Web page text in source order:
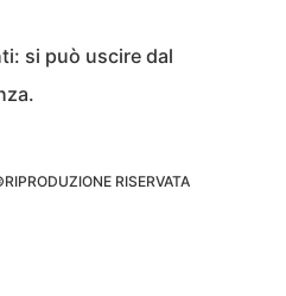
si può uscire dal
RISERVATA